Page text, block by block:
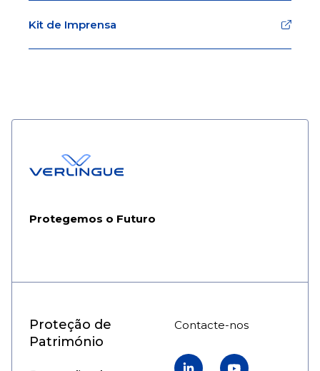
Kit de Imprensa
Protegemos o Futuro
Proteção de
Património
Contacte-nos
Linkedin YouTube